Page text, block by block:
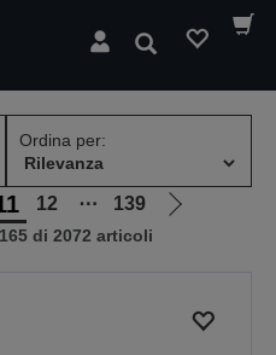
Cerca
Ordina per:
12 ⋯ 139
Vai
di 2072 articoli